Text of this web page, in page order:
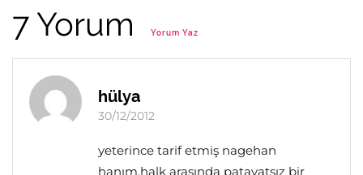
7 Yorum Yorum Yaz
hülya
30/12/2012
yeterince tarif etmiş nagehan
hanım.halk arasında patavatsız bir